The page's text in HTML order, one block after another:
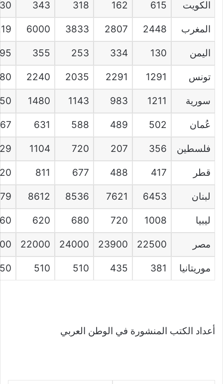
الكويت 615
162
318
343
المغرب 2448
2807
3833
6000
اليمن 130
334
253
355
تونس 1291
2291
2035
2240
سورية 1211
983
1143
1480
عُمان 502
489
588
631
فلسطين 356
207
720
1104
قطر 417
488
677
811
لبنان 6453
7621
8536
8612
ليبيا 1008
720
680
620
مصر 22500
23900
24000
22000
موريتانيا 381
435
510
510
أعداد الكتب المنشورة في الوطن العربي